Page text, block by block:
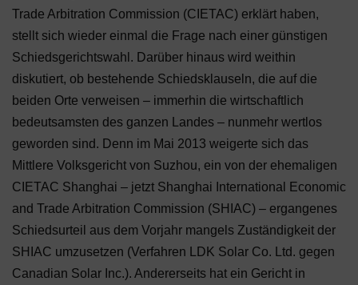
Trade Arbitration Commission (CIETAC) erklärt haben,
stellt sich wieder einmal die Frage nach einer günstigen
Schiedsgerichtswahl. Darüber hinaus wird weithin
diskutiert, ob bestehende Schiedsklauseln, die auf die
beiden Orte verweisen – immerhin die wirtschaftlich
bedeutsamsten des ganzen Landes – nunmehr wertlos
geworden sind. Denn im Mai 2013 weigerte sich das
Mittlere Volksgericht von Suzhou, ein von der ehemaligen
CIETAC Shanghai – jetzt Shanghai International Economic
and Trade Arbitration Commission (SHIAC) – ergangenes
Schiedsurteil aus dem Vorjahr mangels Zuständigkeit der
SHIAC umzusetzen (Verfahren LDK Solar Co. Ltd. gegen
Canadian Solar Inc.). Andererseits hat ein Gericht in